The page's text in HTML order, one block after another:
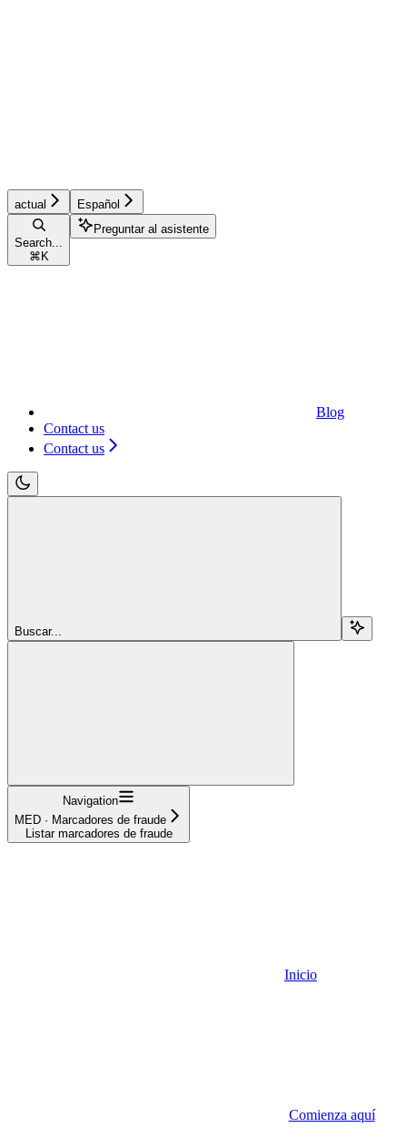
actual Español
Search...
⌘ K
Preguntar al asistente
Blog
Contact us
Contact us
Buscar...
Navigation
MED · Marcadores de fraude
Listar marcadores de fraude
Inicio
Comienza aquí